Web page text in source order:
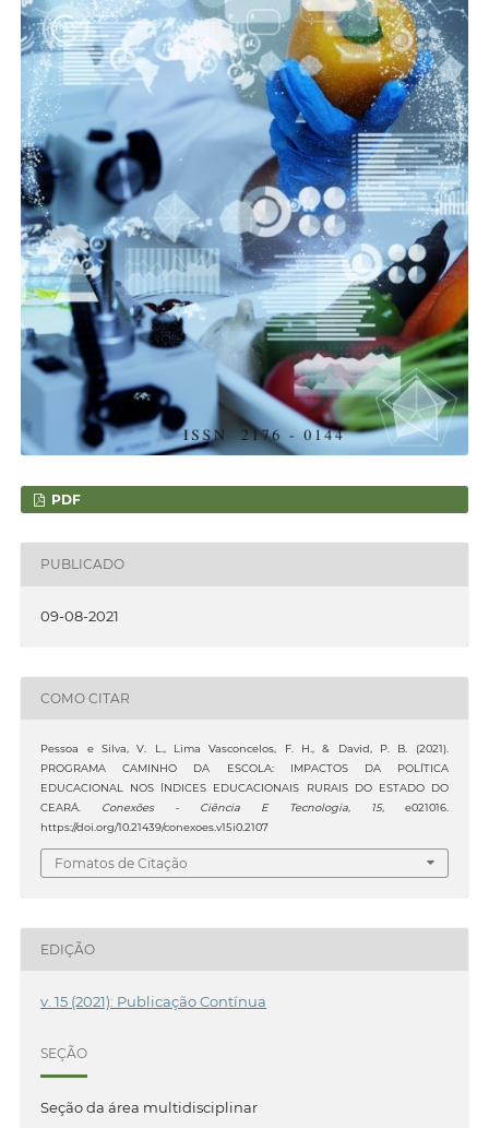
PDF
PUBLICADO
09-08-2021
COMO CITAR
Pessoa e Silva, V. L., Lima Vasconcelos, F. H., & David, P. B. (2021).
PROGRAMA CAMINHO DA ESCOLA: IMPACTOS DA POLÍTICA
EDUCACIONAL NOS ÍNDICES EDUCACIONAIS RURAIS DO ESTADO DO
CEARÁ. Conexões - Ciência E Tecnologia, 15, e021016.
https://doi.org/10.21439/conexoes.v15i0.2107
Fomatos de Citação
EDIÇÃO
v. 15 (2021): Publicação Contínua
SEÇÃO
Seção da área multidisciplinar